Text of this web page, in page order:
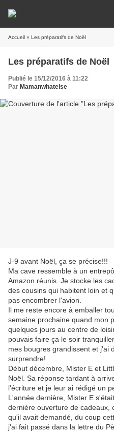
Accueil » Les préparatifs de Noël
Les préparatifs de Noël
Publié le 15/12/2016 à 11:22
Par Mamanwhatelse
J-9 avant Noël, ça se précise!!!
Ma cave ressemble à un
Amazon réunis. Je stocke les
des cousins qui habitent loin et
pas encombrer l'avion.
Il me reste encore à emballer
semaine prochaine quand mon
quelques jours au centre de
pouvais faire ça le soir
mes bougres grandissent et j'ai
surprendre!
Début décembre, Mister E et
Noël. Sa réponse tardant à
l'écriture et je leur ai rédigé un
L'année dernière, Mister E
dernière ouverture de cadeaux,
qu'il avait demandé, du coup
j'ai fait passé dans la lettre du